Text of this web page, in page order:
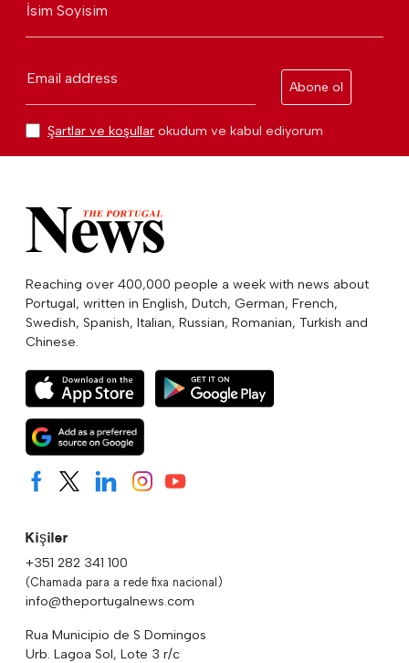
İsim Soyisim
Email address
Abone ol
Şartlar ve koşullar okudum ve kabul ediyorum
Reaching over 400,000 people a week with news about
Portugal, written in English, Dutch, German, French,
Swedish, Spanish, Italian, Russian, Romanian, Turkish and
Chinese.
Kişiler
+351 282 341 100
(Chamada para a rede fixa nacional)
info@theportugalnews.com
Rua Municipio de S Domingos
Urb. Lagoa Sol, Lote 3 r/c